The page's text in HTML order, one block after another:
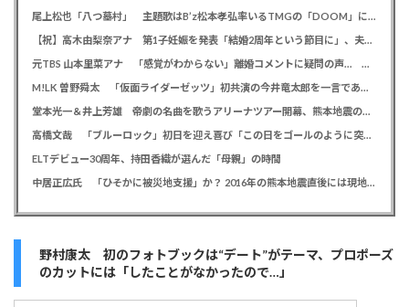
尾上松也「八つ墓村」 主題歌はB’z松本孝弘率いるTMGの「DOOM」に決定、メインビジュアル＆本予告編も解禁
【祝】高木由梨奈アナ 第1子妊娠を発表「結婚2周年という節目に」、夫は岸田タツヤ
元TBS 山本里菜アナ 「感覚がわからない」離婚コメントに疑問の声… シャンパンタワーの超豪華式も結婚生活は4年半で終止符
M!LK 曽野舜太 「仮面ライダーゼッツ」初共演の今井竜太郎を一言であらわすと「大きいゴールデンレトリバー
堂本光一＆井上芳雄 帝劇の名曲を歌うアリーナツアー開幕、熊本地震の募金箱も設置「ステージから元気を届けられる形になれば」
高橋文哉 「ブルーロック」初日を迎え喜び「この日をゴールのように突っ走ってきた」
ELTデビュー30周年、持田香織が選んだ「母親」の時間
中居正広氏 「ひそかに被災地支援」か？ 2016年の熊本地震直後には現地で炊き出し 親友・松本人志の闘病に心を痛め、頻繁に連絡も
野村康太 初のフォトブックは“デート”がテーマ、プロポーズ
のカットには「したことがなかったので…」